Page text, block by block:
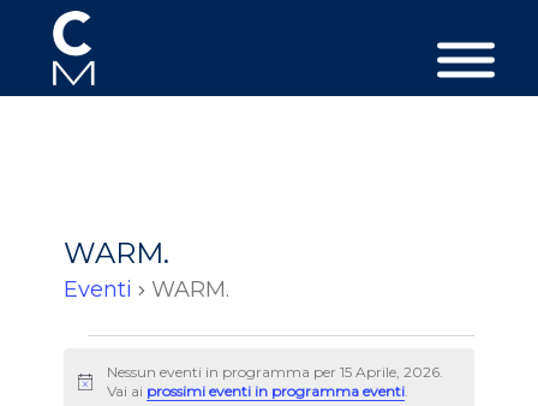
WARM.
Eventi WARM.
per
Avviso
Nessun eventi in programma per 15 Aprile, 2026.
Vai ai prossimi eventi in programma eventi.